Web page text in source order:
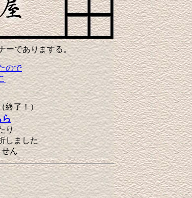
ーでありまする。
ので
終了！）
り
しました
ん